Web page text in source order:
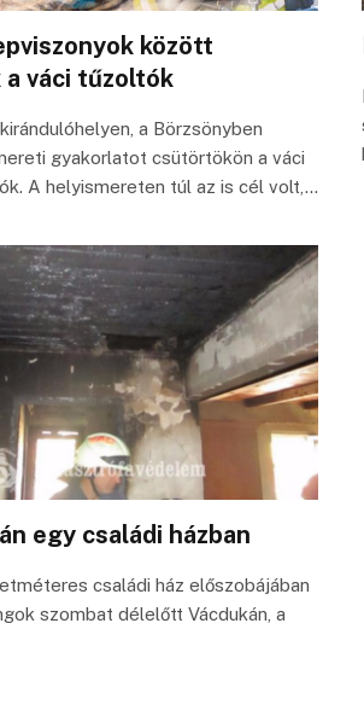
között
a váci tűzoltók
a Börzsönyben
gyakorlatot csütörtökön a váci
A helyismereten túl az is cél volt,…
egy családi házban
családi ház előszobájában
szombat délelőtt Vácdukán, a